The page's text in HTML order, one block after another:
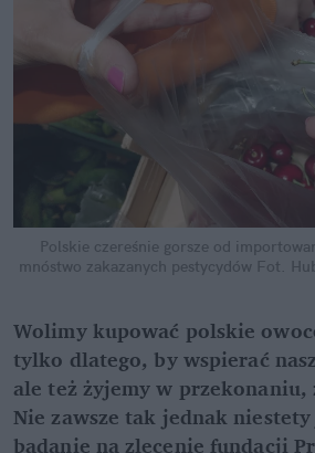
Polskie czereśnie gorsze od
mnóstwo zakazanych pestycydów Fot.
Wolimy kupować polskie
tylko dlatego, by wspierać
ale też żyjemy w przekonaniu,
Nie zawsze tak jednak
badanie na zlecenie fundacji